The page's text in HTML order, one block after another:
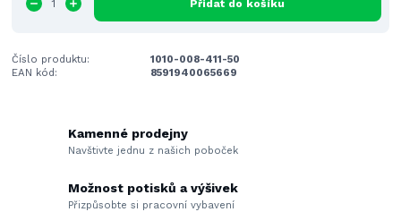
Přidat do košíku
Číslo produktu:
1010-008-411-50
EAN kód:
8591940065669
Kamenné prodejny
Navštivte jednu z našich poboček
Možnost potisků a výšivek
Přizpůsobte si pracovní vybavení